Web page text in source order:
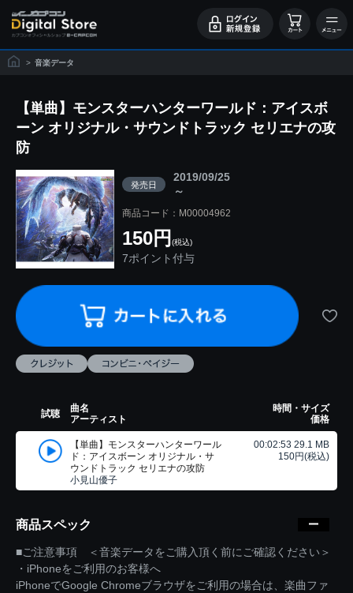
> 音楽データ
【単曲】モンスターハンターワールド：アイスボ
ーン オリジナル・サウンドトラック セリエナの攻
防
発売日
2019/09/25
～
商品コード：M00004962
150円 (税込)
7ポイント付与
試聴
曲名
アーティスト
時間・サイズ
価格
【単曲】モンスターハンターワール
ド：アイスボーン オリジナル・サ
ウンドトラック セリエナの攻防
小見山優子
00:02:53 29.1 MB
150円(税込)
商品スペック
■ご注意事項 ＜音楽データをご購入頂く前にご確認ください＞
・iPhoneをご利用のお客様へ
iPhoneでGoogle Chromeブラウザをご利用の場合は、楽曲ファ